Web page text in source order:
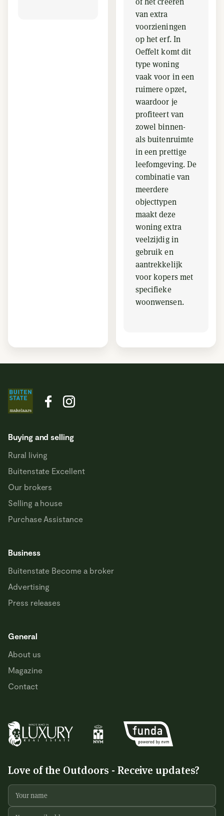
van extra
voorzieningen
op het erf. In
Oeffelt komt dit
type woning
vaak voor in een
ruimere opzet,
waardoor je
profiteert van
zowel binnen-
als buitenruimte
in een prettige
leefomgeving. De
combinatie van
meerdere
objecttypen
maakt deze
woning extra
veelzijdig in
gebruik en
aantrekkelijk
voor kopers met
specifieke
woonwensen.
Buying and selling
Rural living
Buitenstate Excellent
Our brokers
Selling a house
Purchase Assistance
Business
Buitenstate Become a broker
Advertising
Press releases
General
About us
Magazine
Contact
Love of the Outdoors - Receive updates?